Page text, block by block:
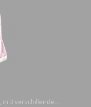
in 3 verschillende…